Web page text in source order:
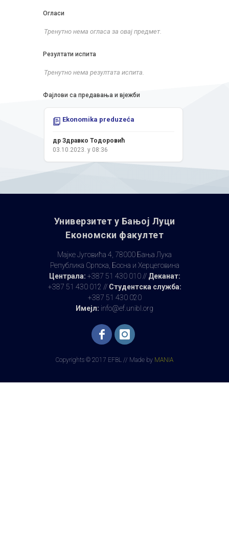
Огласи
Тренутно нема огласа за овај предмет.
Резултати испита
Тренутно нема резултата испита.
Фајлови са предавања и вјежби
Ekonomika preduzeća
др Здравко Тодоровић
03.10.2023. у 08:36
Универзитет у Бањoj Луци
Економски факултет
Мајке Југовића 4, 78000 Бања Лука
Република Српска, Босна и Херцеговина
Централа: +387 51 430 010 // Деканат:
+387 51 430 012 // Студентска служба:
+387 51 430 020
Имејл: info@ef.unibl.org
Copyrights © 2017 EFBL // Made by MANIA